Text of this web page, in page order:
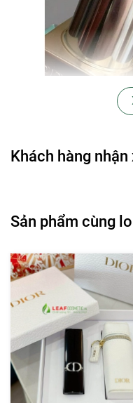
Tại sao nên chọn
✔ Chất son: Siêu
căng mọng.
Thiết kế:
Vỏ
Prada
💄
Son Prada P58
thanh lịch!
Khách hàng nhận
Sản phẩm cùng